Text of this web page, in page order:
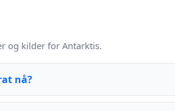
og kilder for Antarktis.
nå?